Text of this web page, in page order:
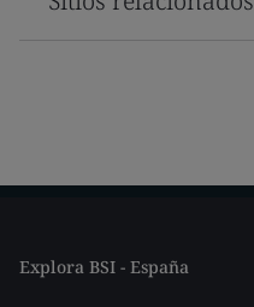
Explora BSI - España